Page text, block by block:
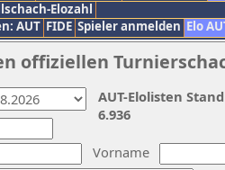
Elozahl
AUT FIDE Spieler anmelden Elo
offiziellen
Vorname
AUT-Elolisten
6.936